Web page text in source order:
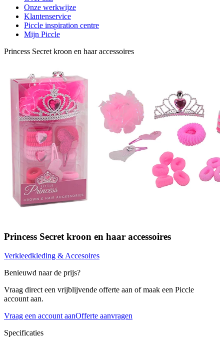
Onze werkwijze
Klantenservice
Piccle inspiration centre
Mijn Piccle
Princess Secret kroon en haar accessoires
Princess Secret kroon en haar accessoires
Verkleedkleding & Accesoires
Benieuwd naar de prijs?
Vraag direct een vrijblijvende offerte aan of maak een Piccle
account aan.
Vraag een account aanOfferte aanvragen
Specificaties